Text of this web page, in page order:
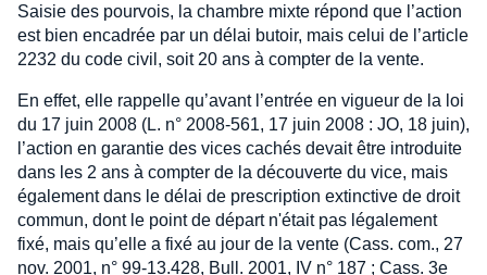
Saisie des pourvois, la chambre mixte répond que l’action
est bien encadrée par un délai butoir, mais celui de l’article
2232 du code civil, soit 20 ans à compter de la vente.
En effet, elle rappelle qu’avant l’entrée en vigueur de la loi
du 17 juin 2008 (L. n° 2008-561, 17 juin 2008 : JO, 18 juin),
l’action en garantie des vices cachés devait être introduite
dans les 2 ans à compter de la découverte du vice, mais
également dans le délai de prescription extinctive de droit
commun, dont le point de départ n'était pas légalement
fixé, mais qu’elle a fixé au jour de la vente (Cass. com., 27
nov. 2001, n° 99-13.428, Bull. 2001, IV n° 187 ; Cass. 3e